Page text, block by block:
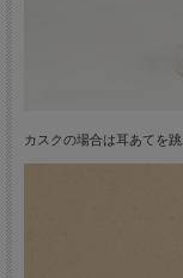
カスクの場合は耳あてを